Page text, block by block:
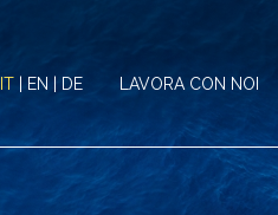
IT| EN | DE LAVORA CON NOI